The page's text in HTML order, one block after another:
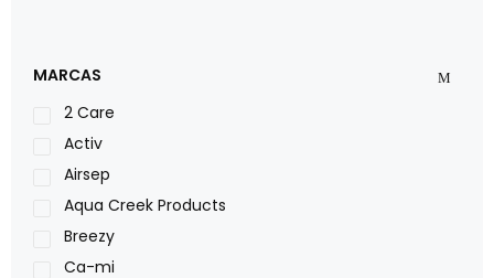
MARCAS
2 Care
Activ
Airsep
Aqua Creek Products
Breezy
Ca-mi